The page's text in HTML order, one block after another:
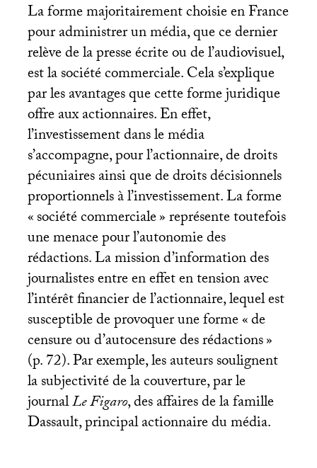
La forme majoritairement choisie en France
pour administrer un média, que ce dernier
relève de la presse écrite ou de l’audiovisuel,
est la société commerciale. Cela s’explique
par les avantages que cette forme juridique
offre aux actionnaires. En effet,
l’investissement dans le média
s’accompagne, pour l’actionnaire, de droits
pécuniaires ainsi que de droits décisionnels
proportionnels à l’investissement. La forme
«société commerciale» représente toutefois
une menace pour l’autonomie des
rédactions. La mission d’information des
journalistes entre en effet en tension avec
l’intérêt financier de l’actionnaire, lequel est
susceptible de provoquer une forme «de
censure ou d’autocensure des rédactions»
(p. 72). Par exemple, les auteurs soulignent
la subjectivité de la couverture, par le
journalLe Figaro, des affaires de la famille
Dassault, principal actionnaire du média.